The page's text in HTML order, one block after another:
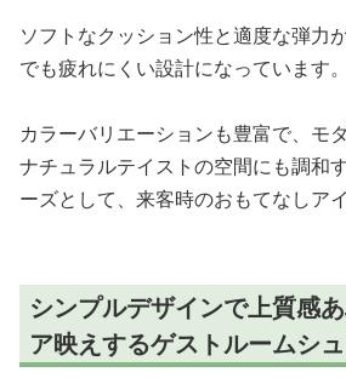
ソフトなクッション性と適度な弾力
でも疲れにくい設計になっています。
カラーバリエーションも豊富で、モ
ナチュラルテイストの空間にも調和
ーズとして、来客時のおもてなしア
シンプルデザインで上質感
ア映えするゲストルームシ